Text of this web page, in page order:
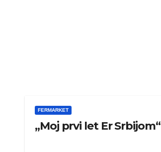
FERMARKET
„Moj prvi let Er Srbijom“